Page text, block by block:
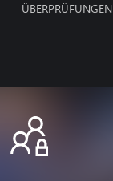
ÜBERPRÜFUNGEN